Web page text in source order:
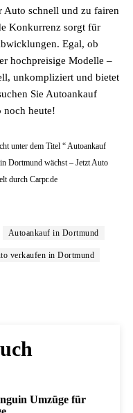
schnell und zu fairen
Konkurrenz sorgt für
Egal, ob
hochpreisige Modelle –
unkompliziert und bietet
Sie Autoankauf
noch heute!
unter dem Titel “ Autoankauf
Dortmund wächst – Jetzt Auto
durch Carpr.de
Autoankauf in Dortmund
verkaufen in Dortmund
Umzüge für